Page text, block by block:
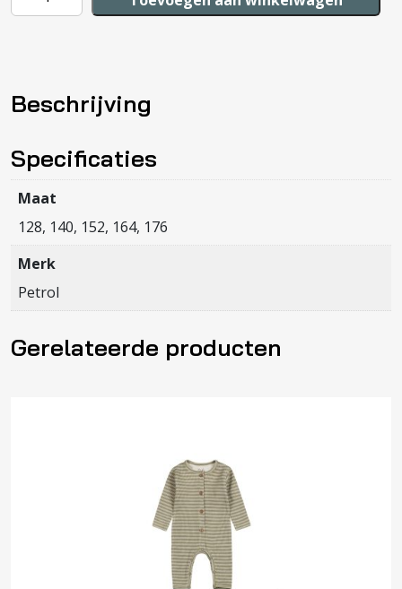
Boys
Beschrijving
Specificaties
Maat
128, 140, 152, 164, 176
Merk
Petrol
Gerelateerde producten